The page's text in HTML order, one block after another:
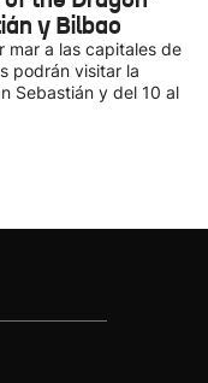
y Bilbao
mar a las capitales de
podrán visitar la
Sebastián y del 10 al